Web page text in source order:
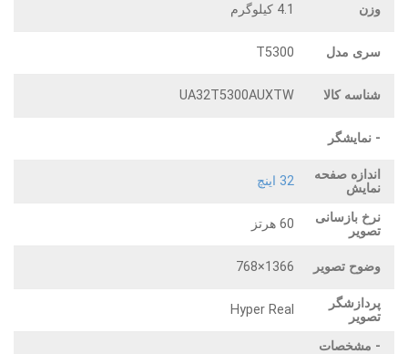
وزن 4.1 کیلوگرم
سری مدل T5300
شناسه کالا UA32T5300AUXTW
- نمایشگر
اندازه صفحه
نمایش
32 اینچ
نرخ بازسانی
تصویر
60 هرتز
وضوح تصویر 1366×768
پردازشگر
تصویر
Hyper Real
- مشخصات